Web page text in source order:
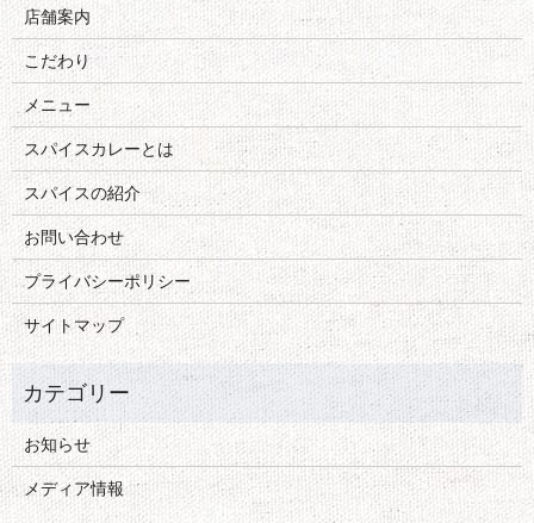
店舗案内
こだわり
メニュー
スパイスカレーとは
スパイスの紹介
お問い合わせ
プライバシーポリシー
サイトマップ
お知らせ
メディア情報